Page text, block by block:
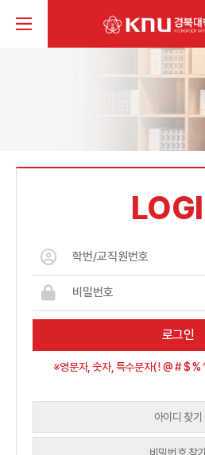
로그인
※영문자, 숫자, 특수문자( ! @ # $
아이디 찾기